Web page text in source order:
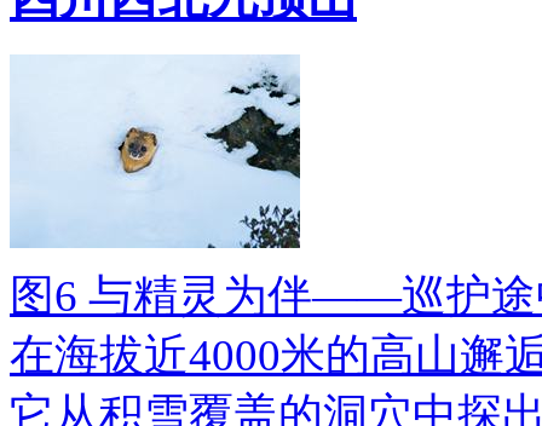
图6 与精灵为伴——巡护途
在海拔近4000米的高山邂
它从积雪覆盖的洞穴中探